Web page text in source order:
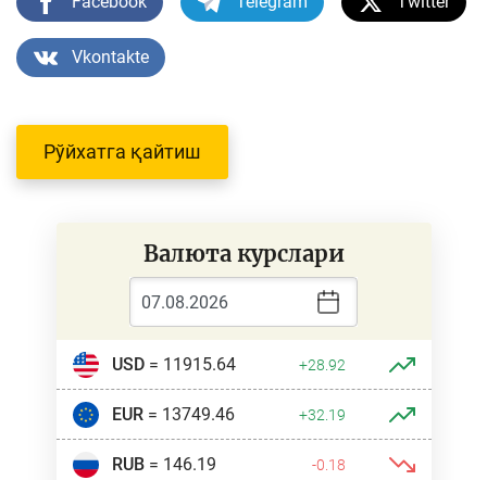
Vkontakte
Рўйхатга қайтиш
Валюта курслари
USD= 11915.64 +28.92
EUR= 13749.46 +32.19
RUB= 146.19 -0.18